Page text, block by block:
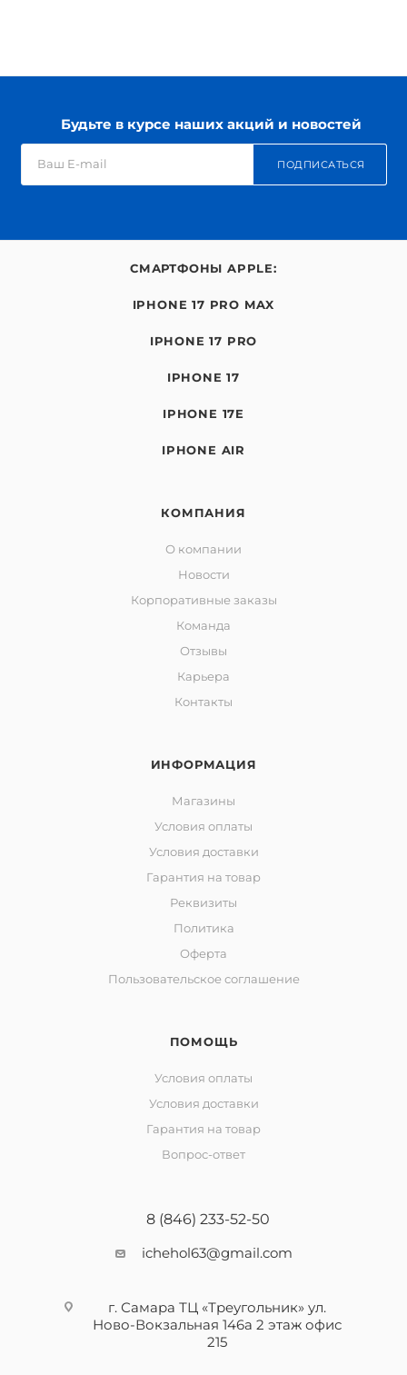
Будьте в курсе наших акций и новостей
ПОДПИСАТЬСЯ
СМАРТФОНЫ APPLE:
IPHONE 17 PRO MAX
IPHONE 17 PRO
IPHONE 17
IPHONE 17E
IPHONE AIR
КОМПАНИЯ
О компании
Новости
Корпоративные заказы
Команда
Отзывы
Карьера
Контакты
ИНФОРМАЦИЯ
Магазины
Условия оплаты
Условия доставки
Гарантия на товар
Реквизиты
Политика
Оферта
Пользовательское соглашение
ПОМОЩЬ
Условия оплаты
Условия доставки
Гарантия на товар
Вопрос-ответ
8 (846) 233-52-50
ichehol63@gmail.com
г. Самара ТЦ «Треугольник» ул.
Ново-Вокзальная 146а 2 этаж офис
215